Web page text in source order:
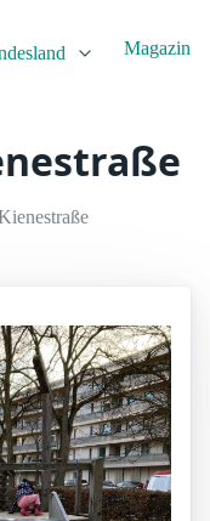
Magazin